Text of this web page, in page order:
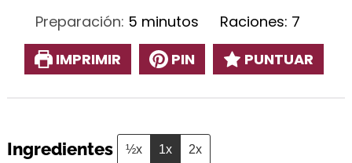
Preparación: 5minutos
minutos Raciones: 7
IMPRIMIR
PIN PUNTUAR
Ingredientes ½x 1x 2x